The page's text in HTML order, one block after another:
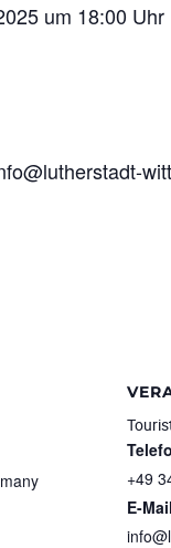
um 18:00 Uhr
+49
E-Mail